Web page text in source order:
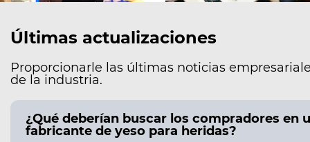
Últimas actualizaciones
Proporcionarle las últimas noticias
de la industria.
¿Qué deberían buscar los compradores en
fabricante de yeso para heridas?